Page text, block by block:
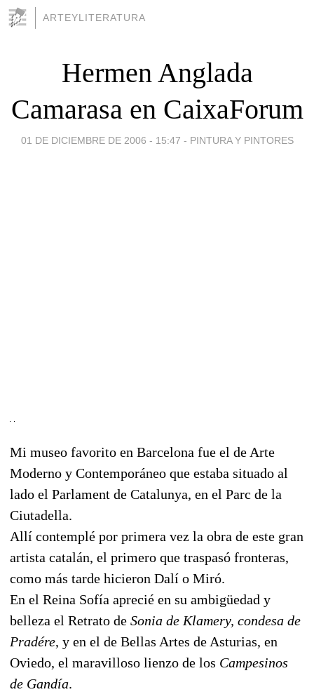
ARTEYLITERATURA
Hermen Anglada
Camarasa en CaixaForum
01 DE DICIEMBRE DE 2006 - 15:47 - PINTURA Y PINTORES
Mi museo favorito en Barcelona fue el de Arte
Moderno y Contemporáneo que estaba situado al
lado el Parlament de Catalunya, en el Parc de la
Ciutadella.
Allí contemplé por primera vez la obra de este gran
artista catalán, el primero que traspasó fronteras,
como más tarde hicieron Dalí o Miró.
En el Reina Sofía aprecié en su ambigüedad y
belleza el Retrato de Sonia de Klamery, condesa de
Pradére, y en el de Bellas Artes de Asturias, en
Oviedo, el maravilloso lienzo de los Campesinos
de Gandía.